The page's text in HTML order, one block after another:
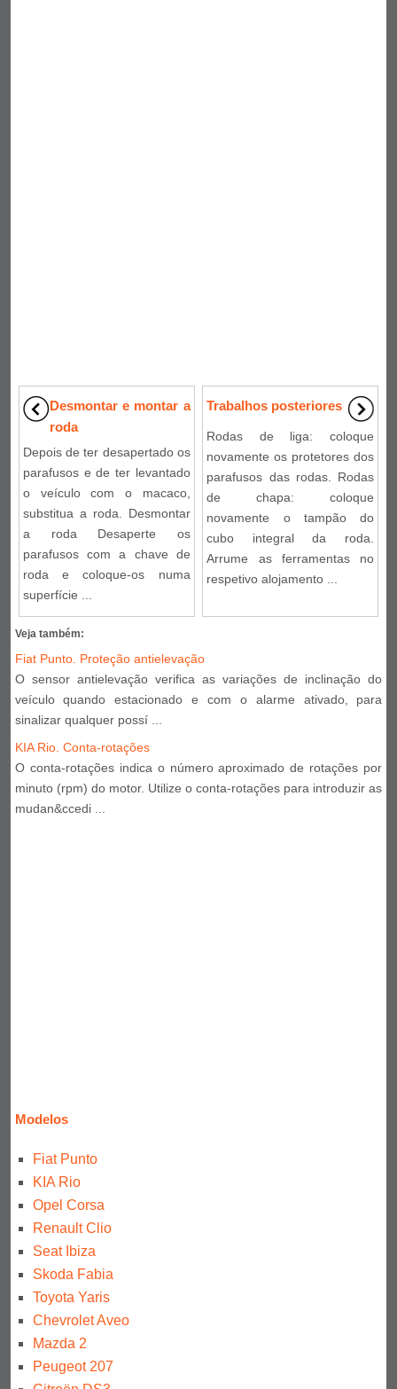
Desmontar e montar a
roda
Depois de ter desapertado os
parafusos e de ter levantado
o veículo com o macaco,
substitua a roda. Desmontar
a roda Desaperte os
parafusos com a chave de
roda e coloque-os numa
superfície ...
Trabalhos posteriores
Rodas de liga: coloque
novamente os protetores dos
parafusos das rodas. Rodas
de chapa: coloque
novamente o tampão do
cubo integral da roda.
Arrume as ferramentas no
respetivo alojamento ...
Veja também:
Fiat Punto. Proteção antielevação
O sensor antielevação verifica as variações de inclinação do
veículo quando estacionado e com o alarme ativado, para
sinalizar qualquer possí ...
KIA Rio. Conta-rotações
O conta-rotações indica o número aproximado de rotações por
minuto (rpm) do motor. Utilize o conta-rotações para introduzir as
mudan&ccedi ...
Modelos
Fiat Punto
KIA Rio
Opel Corsa
Renault Clio
Seat Ibiza
Skoda Fabia
Toyota Yaris
Chevrolet Aveo
Mazda 2
Peugeot 207